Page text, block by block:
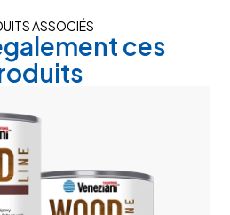
ASSOCIÉS
ces